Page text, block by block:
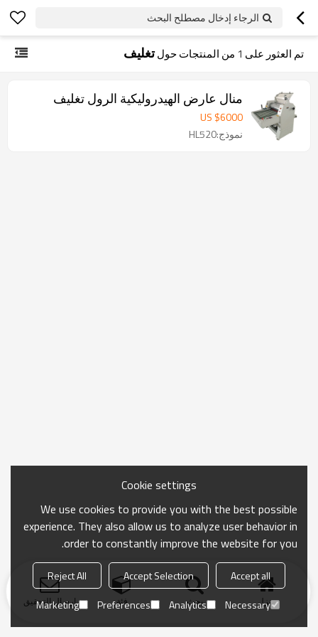
الرجاء إدخال مصطلح البحث
تم العثور على 1 من المنتجات حولتغليف
منال عارض الهيدروليكية الرول تغليف
US $6000
نموذج:HL520
منزل بحث فئة ارسال التحقيق
Cookie settings
We use cookies to provide you with the best possible
experience. They also allow us to analyze user behavior in
order to constantly improve the website for you.
Accept all
Accept Selection
Reject All
Necessary
Analytics
Preferences
Marketing